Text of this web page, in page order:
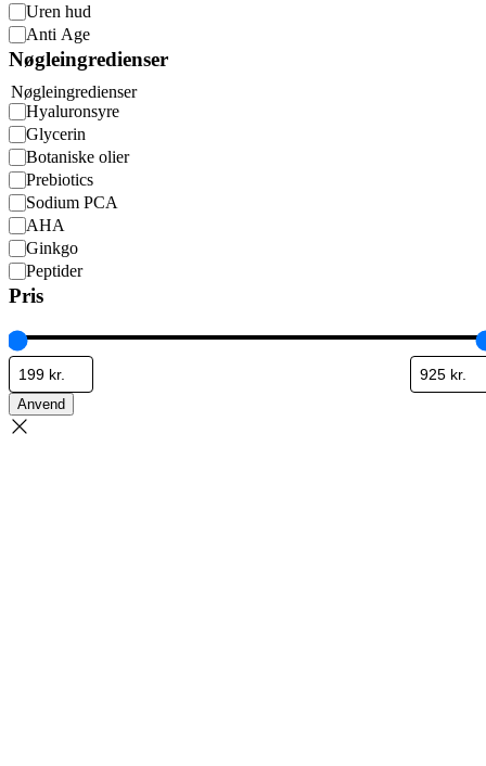
Uren hud
Anti Age
Nøgleingredienser
Nøgleingredienser
Hyaluronsyre
Glycerin
Botaniske olier
Prebiotics
Sodium PCA
AHA
Ginkgo
Peptider
Pris
Anvend